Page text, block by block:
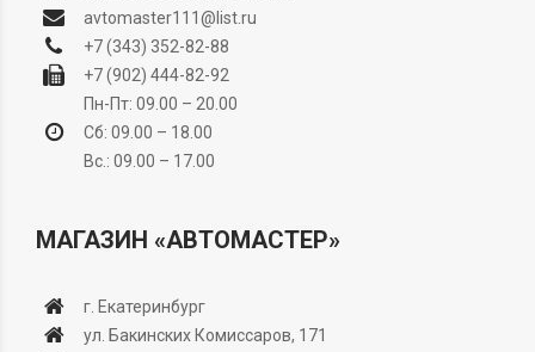
avtomaster111@list.ru
+7 (343) 352-82-88
+7 (902) 444-82-92
Пн-Пт: 09.00 – 20.00
Сб: 09.00 – 18.00
Вс.: 09.00 – 17.00
МАГАЗИН «АВТОМАСТЕР»
г. Екатеринбург
ул. Бакинских Комиссаров, 171